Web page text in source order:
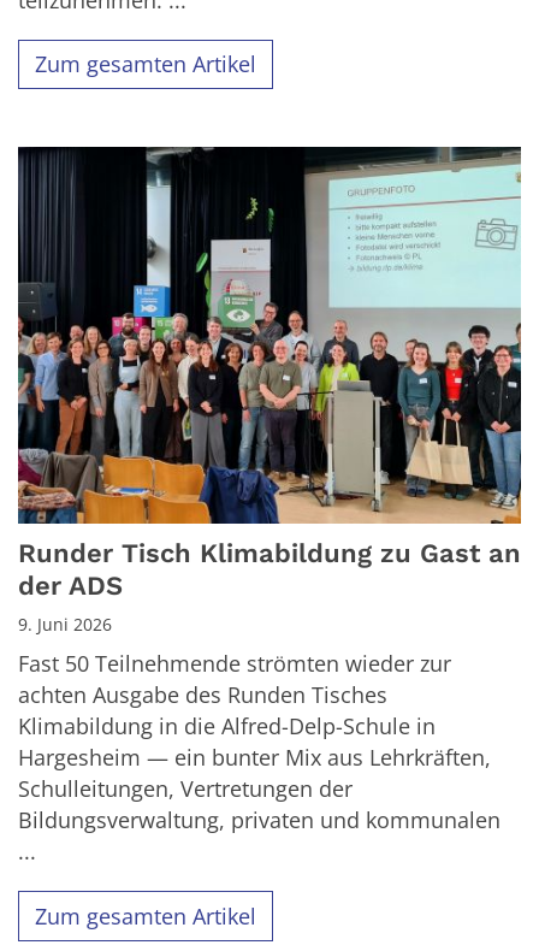
Zum gesamten Artikel
Runder Tisch Klimabildung zu Gast an
der ADS
9. Juni 2026
Fast 50 Teilnehmende strömten wieder zur
achten Ausgabe des Runden Tisches
Klimabildung in die Alfred-Delp-Schule in
Hargesheim — ein bunter Mix aus Lehrkräften,
Schulleitungen, Vertretungen der
Bildungsverwaltung, privaten und kommunalen
...
Zum gesamten Artikel